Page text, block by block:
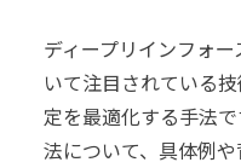
ディープリインフォ
いて注目されている
定を最適化する手法
法について、具体例